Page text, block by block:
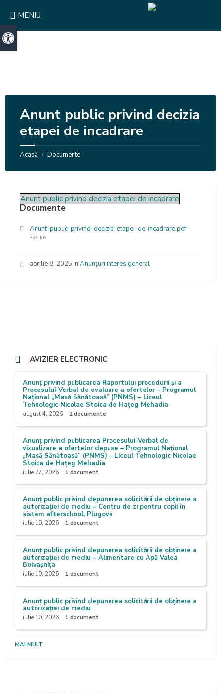
content
right
sidebar
footerMENIU
Anunt public privind decizia
etapei de incadrare
Acasă / Documente
Anunt public privind decizia etapei de incadrare
Documente
Anunt-public-privind-decizia-etapei-de-incadrare.pdf
339 kB
aprilie 8, 2025 in Anunțuri interes general
AVIZIER ELECTRONIC
Anunț privind publicarea Raportului procedurii și a
Procesului-Verbal de evaluare a ofertelor – Programul
Național „Masă Sănătoasă” (PNMS) – Liceul
Tehnologic Nicolae Stoica de Hațeg Mehadia
august 4, 2026 2 documente
Anunț privind publicarea Procesului-Verbal de
vizualizare a ofertelor depuse – Programul Național
„Masă Sănătoasă” (PNMS) – Liceul Tehnologic Nicolae
Stoica de Hațeg Mehadia
iulie 27, 2026 1 document
Anunț public privind depunerea solicitării de obținere a
autorizației de mediu – Centru de zi pentru copii în
sistem afterschool, Plugova
iulie 10, 2026 1 document
Anunț public privind depunerea solicitării de obținere a
autorizației de mediu – Alimentare cu Apă Valea
Bolvașnița
iulie 10, 2026 1 document
Anunț public privind depunerea solicitării de obținere a
autorizației de mediu
iulie 10, 2026 1 document
MAI MULT
Deschide bara de unelte